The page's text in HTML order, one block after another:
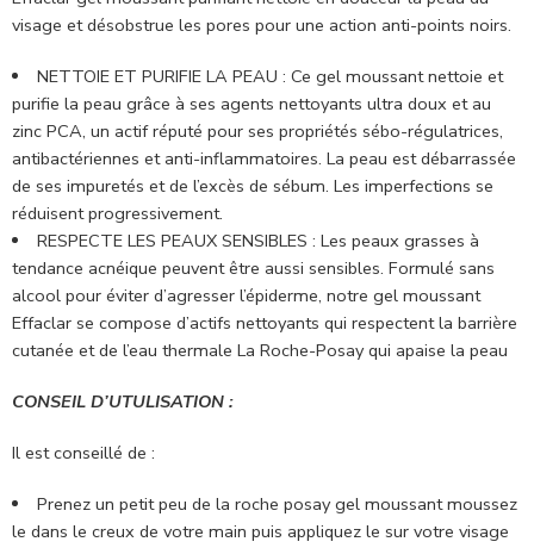
visage et désobstrue les pores pour une action anti-points noirs.
NETTOIE ET PURIFIE LA PEAU : Ce gel moussant nettoie et
purifie la peau grâce à ses agents nettoyants ultra doux et au
zinc PCA, un actif réputé pour ses propriétés sébo-régulatrices,
antibactériennes et anti-inflammatoires. La peau est débarrassée
de ses impuretés et de l’excès de sébum. Les imperfections se
réduisent progressivement.
RESPECTE LES PEAUX SENSIBLES : Les peaux grasses à
tendance acnéique peuvent être aussi sensibles. Formulé sans
alcool pour éviter d’agresser l’épiderme, notre gel moussant
Effaclar se compose d’actifs nettoyants qui respectent la barrière
cutanée et de l’eau thermale La Roche-Posay qui apaise la peau
CONSEIL D’UTULISATION :
Il est conseillé de :
Prenez un petit peu de la roche posay gel moussant moussez
le dans le creux de votre main puis appliquez le sur votre visage